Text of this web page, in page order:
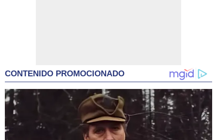
CONTENIDO PROMOCIONADO